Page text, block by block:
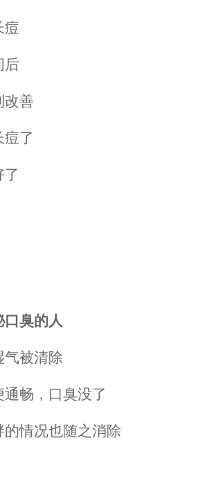
痘
后
改善
痘了
了
口臭的人
气被清除
畅，口臭没了
情况也随之消除